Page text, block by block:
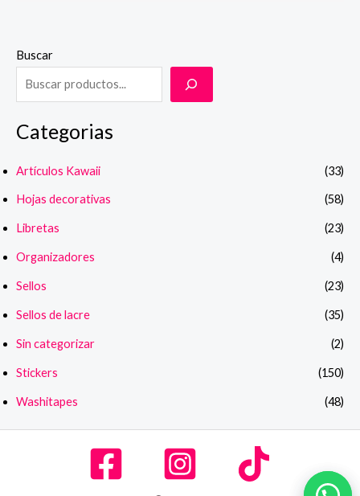
Buscar
Categorias
Artículos Kawaii (33)
Hojas decorativas (58)
Libretas (23)
Organizadores (4)
Sellos (23)
Sellos de lacre (35)
Sin categorizar (2)
Stickers (150)
Washitapes (48)